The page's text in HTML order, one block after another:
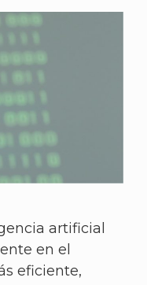
artificial
en el
eficiente,